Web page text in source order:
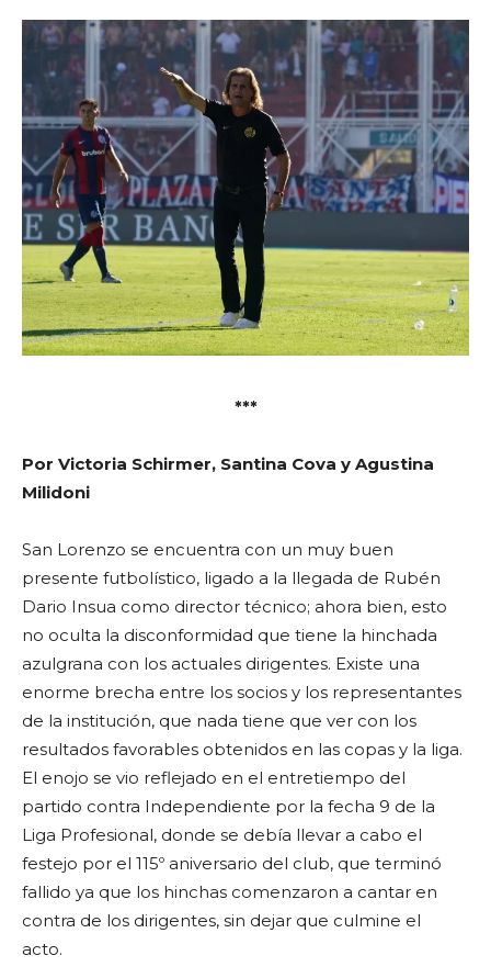
***
Por Victoria Schirmer, Santina Cova y Agustina
Milidoni
San Lorenzo se encuentra con un muy buen
presente futbolístico, ligado a la llegada de Rubén
Dario Insua como director técnico; ahora bien, esto
no oculta la disconformidad que tiene la hinchada
azulgrana con los actuales dirigentes. Existe una
enorme brecha entre los socios y los representantes
de la institución, que nada tiene que ver con los
resultados favorables obtenidos en las copas y la liga.
El enojo se vio reflejado en el entretiempo del
partido contra Independiente por la fecha 9 de la
Liga Profesional, donde se debía llevar a cabo el
festejo por el 115º aniversario del club, que terminó
fallido ya que los hinchas comenzaron a cantar en
contra de los dirigentes, sin dejar que culmine el
acto.